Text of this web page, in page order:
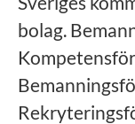
bolag.